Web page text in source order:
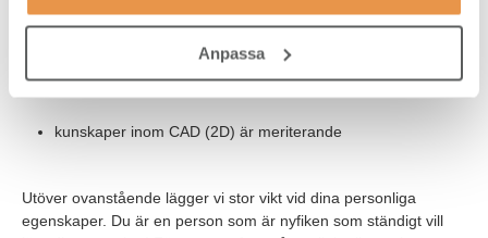
Anpassa
besitter grundläggande kunskaper inom programmering.
har mycket goda kunskaper i svenska samt engelska i tal
kunskaper inom CAD (2D) är meriterande
Utöver ovanstående lägger vi stor vikt vid dina personliga
egenskaper. Du är en person som är nyfiken som ständigt vill